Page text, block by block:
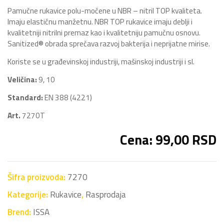
Pamučne rukavice polu-močene u NBR – nitril TOP kvaliteta.
Imaju elastičnu manžetnu. NBR TOP rukavice imaju deblji i
kvalitetniji nitrilni premaz kao i kvalitetniju pamučnu osnovu.
Sanitized® obrada sprečava razvoj bakterija i neprijatne mirise.
Koriste se u građevinskoj industriji, mašinskoj industriji i sl.
Veličina: 9, 10
Standard:EN 388 (4221)
Art.7270T
Cena: 99,00 RSD
Šifra proizvoda: 7270
Kategorije: Rukavice,Rasprodaja
Brend: ISSA